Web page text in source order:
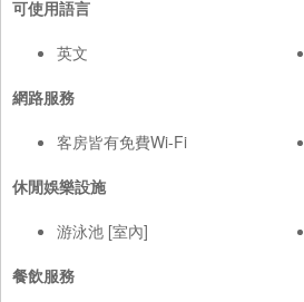
可使用語言
英文
網路服務
客房皆有免費Wi-Fi
休閒娛樂設施
游泳池 [室內]
餐飲服務